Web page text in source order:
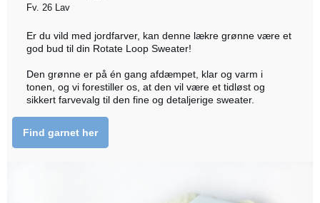
Fv. 26 Lav
Er du vild med jordfarver, kan denne lækre grønne være et
god bud til din Rotate Loop Sweater!
Den grønne er på én gang afdæmpet, klar og varm i
tonen, og vi forestiller os, at den vil være et tidløst og
sikkert farvevalg til den fine og detaljerige sweater.
Find garnet her